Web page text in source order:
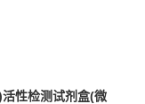
性检测试剂盒(微